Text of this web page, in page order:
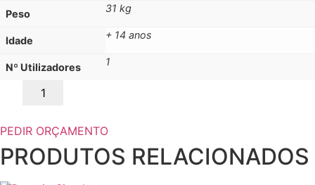
Peso 31 kg
Idade + 14 anos
Nº Utilizadores 1
Quantidade
ABDOMINAIS
PEDIR ORÇAMENTO
PRODUTOS RELACIONADOS